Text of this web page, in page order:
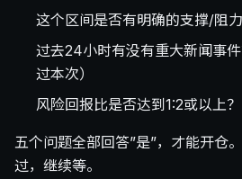
这个区间是否有明确的支撑/阻
过去24小时有没有重大新闻事
过本次）
风险回报比是否达到1:2或以上？
五个问题全部回答”是”，才能开仓
过，继续等。